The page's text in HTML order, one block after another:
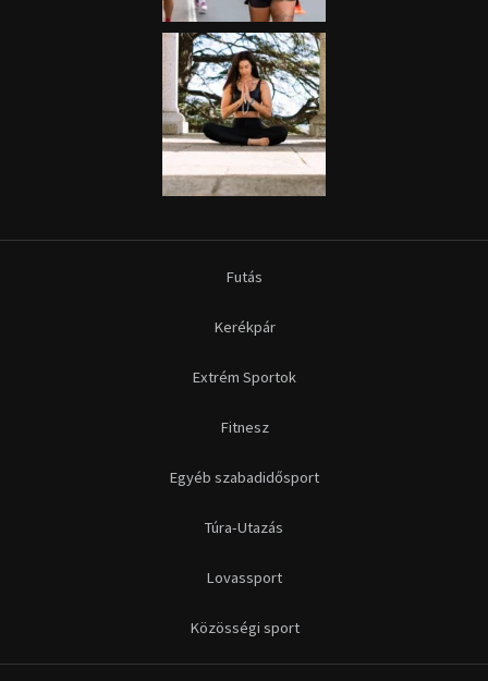
Futás
Kerékpár
Extrém Sportok
Fitnesz
Egyéb szabadidősport
Túra-Utazás
Lovassport
Közösségi sport